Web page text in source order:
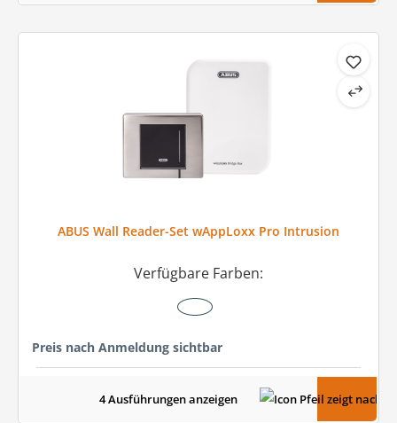
ABUS Wall Reader-Set wAppLoxx Pro Intrusion
Verfügbare Farben:
Preis nach Anmeldung sichtbar
4 Ausführungen anzeigen